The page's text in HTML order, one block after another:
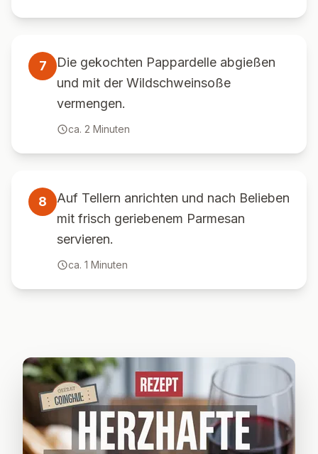
7
Die gekochten Pappardelle abgießen
und mit der Wildschweinsoße
vermengen.
ca. 2 Minuten
8
Auf Tellern anrichten und nach Belieben
mit frisch geriebenem Parmesan
servieren.
ca. 1 Minuten